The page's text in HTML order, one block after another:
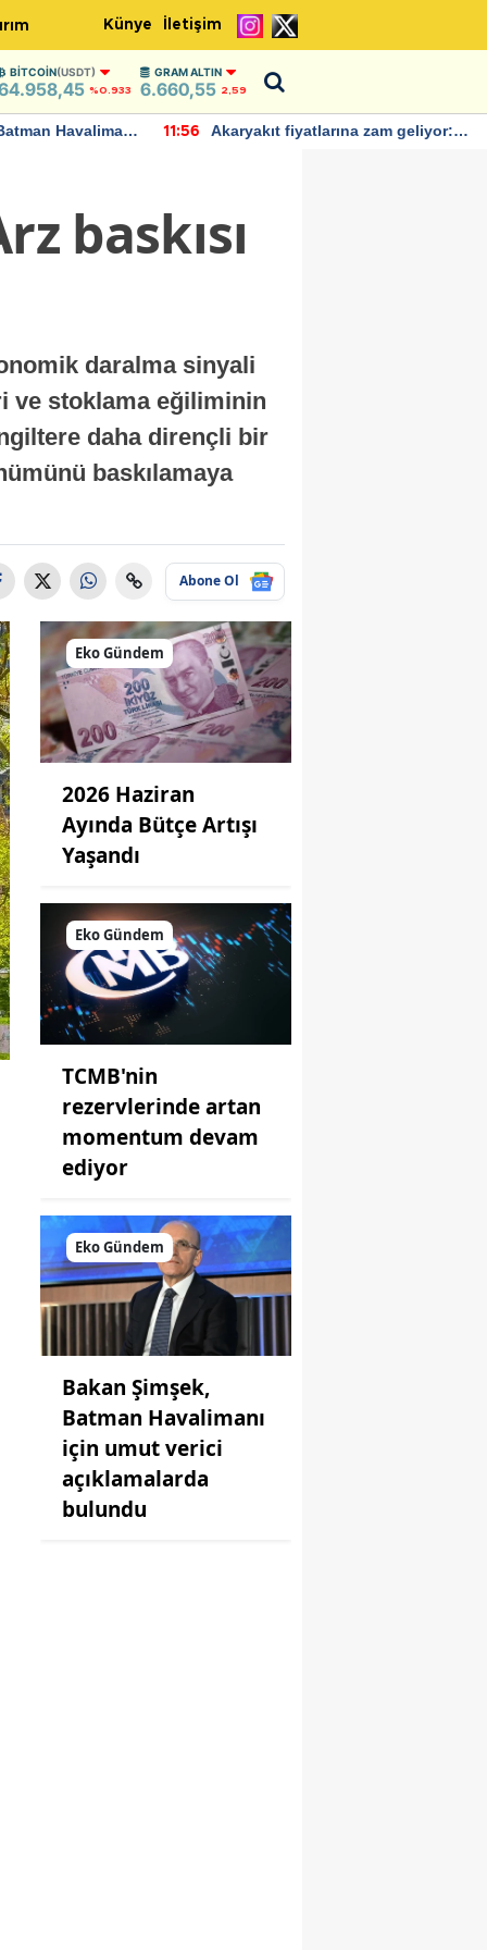
Künye İletişim
BITCOIN(USDT)
%0.933
GRAM ALTIN
6.660,55 2,59
Havalimanı
11:56
Akaryakıt fiyatlarına zam geliyor:
baskısı
daralma sinyali
ve stoklama eğiliminin
daha dirençli bir
baskılamaya
Abone Ol
Eko Gündem
2026 Haziran
Ayında Bütçe Artışı
Yaşandı
Eko Gündem
TCMB'nin
rezervlerinde artan
momentum devam
ediyor
Eko Gündem
Bakan Şimşek,
Batman Havalimanı
için umut verici
açıklamalarda
bulundu